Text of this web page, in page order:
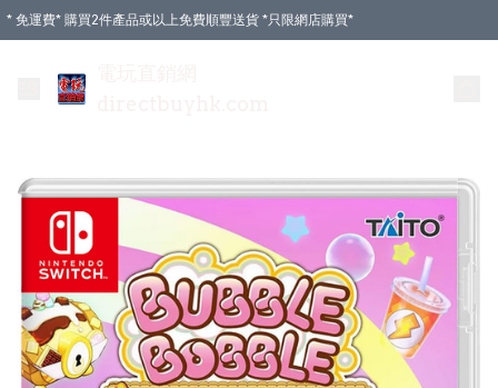
* 免運費* 購買2件產品或以上免費順豐送貨 *只限網店購買*